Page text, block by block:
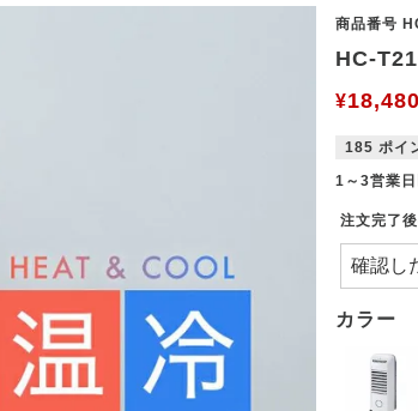
商品番号
HC-
¥18,480
185 ポイ
1～3営業
注文完了
カラー